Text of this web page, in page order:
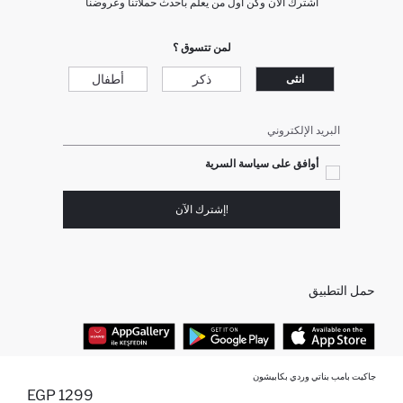
جاكيت بامب بناتي وردي بكابيشون
1299 EGP
لمن تتسوق ؟
انثى ذكر أطفال
البريد الإلكتروني
أوافق على سياسة السرية
!إشترك الآن
حمل التطبيق